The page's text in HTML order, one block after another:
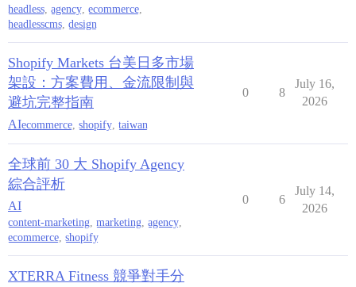
headless, agency, ecommerce,
headlesscms, design
Shopify Markets 台美日多市場
架設：方案費用、金流限制與
避坑完整指南
AIecommerce shopify taiwan
0 8
July 16,
2026
全球前 30 大 Shopify Agency
綜合評析
AI
content-marketing, marketing, agency,
ecommerce, shopify
0 6
July 14,
2026
XTERRA Fitness 競爭對手分